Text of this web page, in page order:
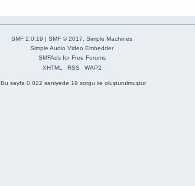
SMF 2.0.19 | SMF © 2017
Simple Machines
Simple Audio Video Embedder
SMFAdsforFree Forums
XHTML
RSS WAP2
Bu sayfa 0.022 saniyede 19 sorgu ile oluşturulmuştur